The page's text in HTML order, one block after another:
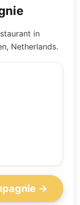
in
Netherlands.
→